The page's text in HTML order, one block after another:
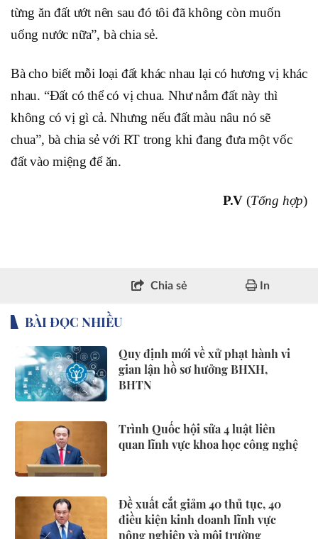
từng ăn đất ướt nên sau đó tôi đã không còn muốn
uống nước nữa”, bà chia sẻ.
Bà cho biết mỗi loại đất khác nhau lại có hương vị khác
nhau. “Đất có thể có vị chua. Như nắm đất này thì
không có vị gì cả. Nhưng nếu đất màu nâu nó sẽ
chua”, bà chia sẻ với RT trong khi đang đưa một vốc
đất vào miệng để ăn.
P.V (Tổng hợp)
Chia sẻ In
BÀI ĐỌC NHIỀU
Quy định mới về xử phạt hành vi
gian lận hồ sơ hưởng BHXH,
BHTN
Trình Quốc hội sửa 4 luật liên
quan lĩnh vực khoa học công nghệ
Đề xuất cắt giảm 40 thủ tục, 40
điều kiện kinh doanh lĩnh vực
nông nghiệp và môi trường